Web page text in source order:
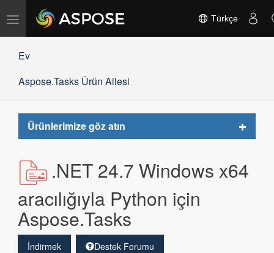
Gezinmeyi
Türkçe
Ev
Aspose.Tasks Ürün Ailesi
Ürünlerimize göz atın
Toggle
.NET 24.7 Windows x64
aracılığıyla Python için
Aspose.Tasks
İndirmek Destek Forumu